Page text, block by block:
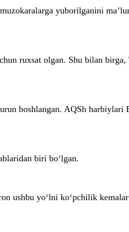
yuborilganini
ruxsat olgan. Shu bilan birga,
boshlangan. AQSh harbiylari
biri bo‘lgan.
ushbu yo‘lni ko‘pchilik